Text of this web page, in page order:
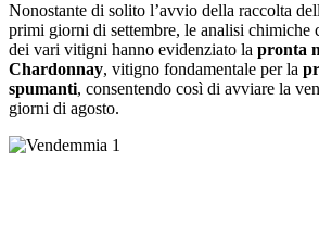
Nonostante di solito l’avvio della raccolta
primi giorni di settembre, le analisi chimiche
dei vari vitigni hanno evidenziato la pronta
Chardonnay, vitigno fondamentale per la
spumanti, consentendo così di avviare la
giorni di agosto.